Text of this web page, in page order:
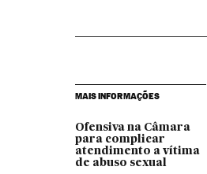
MAIS INFORMAÇÕES
Ofensiva na Câmara
para complicar
atendimento a vítima
de abuso sexual